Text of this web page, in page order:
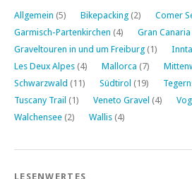
Allgemein (5) Bikepacking (2) Comer
Garmisch-Partenkirchen (4) Gran Canaria
Graveltouren in und um Freiburg (1) Inntal
Les Deux Alpes (4) Mallorca (7)
Schwarzwald (11) Südtirol (19)
Tuscany Trail (1) Veneto Gravel (4)
Walchensee (2) Wallis (4)
LESENWERTES